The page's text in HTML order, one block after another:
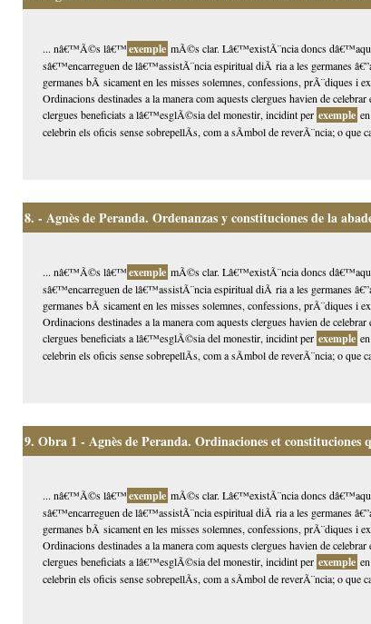
... nâ€™Ã©s lâ€™exemple mÃ©s clar. Lâ€™existÃ¨ncia doncs
sâ€™encarreguen de lâ€™assistÃ¨ncia espiritual diÃ ria a les germanes
germanes bÃ sicament en les misses solemnes, confessions, prÃ¨diques
Ordinacions destinades a la manera com aquests clergues havien de
clergues beneficiats a lâ€™esglÃ©sia del monestir, incidint per exemple
celebrin els oficis sense sobrepellÃ­s, com a sÃ­mbol de reverÃ¨ncia; o que
8. - Agnès de Peranda. Ordenanzas y constituciones de la
... nâ€™Ã©s lâ€™exemple mÃ©s clar. Lâ€™existÃ¨ncia doncs
sâ€™encarreguen de lâ€™assistÃ¨ncia espiritual diÃ ria a les germanes
germanes bÃ sicament en les misses solemnes, confessions, prÃ¨diques
Ordinacions destinades a la manera com aquests clergues havien de
clergues beneficiats a lâ€™esglÃ©sia del monestir, incidint per exemple
celebrin els oficis sense sobrepellÃ­s, com a sÃ­mbol de reverÃ¨ncia; o que
9. Obra 1 - Agnès de Peranda. Ordinaciones et constituciones
... nâ€™Ã©s lâ€™exemple mÃ©s clar. Lâ€™existÃ¨ncia doncs
sâ€™encarreguen de lâ€™assistÃ¨ncia espiritual diÃ ria a les germanes
germanes bÃ sicament en les misses solemnes, confessions, prÃ¨diques
Ordinacions destinades a la manera com aquests clergues havien de
clergues beneficiats a lâ€™esglÃ©sia del monestir, incidint per exemple
celebrin els oficis sense sobrepellÃ­s, com a sÃ­mbol de reverÃ¨ncia; o que